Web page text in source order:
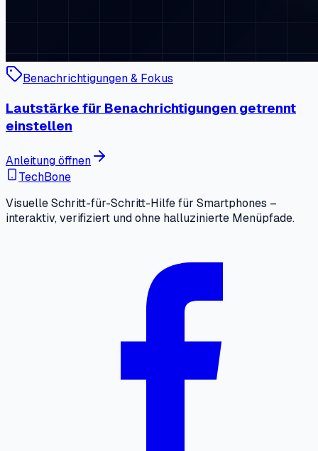
Benachrichtigungen & Fokus
Lautstärke für Benachrichtigungen getrennt
einstellen
Anleitung öffnen
TechBone
Visuelle Schritt-für-Schritt-Hilfe für Smartphones –
interaktiv, verifiziert und ohne halluzinierte Menüpfade.